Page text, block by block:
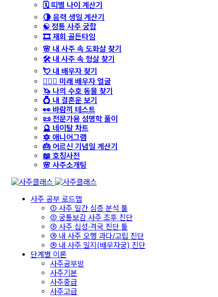
🗓️ 띠별 나이 계산기
🌗 음력 생일 계산기
☯️ 정통 사주 궁합
🎞️ 재회 골든타임
🌸 내 사주 속 도화살 찾기
🛠️ 내 사주 속 형살 찾기
💘 내 배우자 찾기
👩‍❤️‍👨 미래 배우자 얼굴
🦄 나의 수호 동물 찾기
💍 내 결혼운 보기
👀 바람끼 테스트
📜 전문가용 성명학 풀이
🔮 네이탈 차트
🔯 애니어그램
🎂 어르신 기념일 계산기
📖 호칭사전
🌸 사주소개팅
사주 공부 로드맵
① 사주 일간 심층 분석 툴
② 궁통보감 사주 조후 진단
③ 사주 십성·격국 진단 툴
④ 내 사주 오행 과다/고립 진단
⑤ 내 사주 일지(배우자궁) 진단
단계별 이론
사주공부방
사주기본
사주중급
사주고급